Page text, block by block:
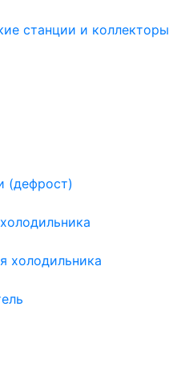
станции и коллекторы
(дефрост)
холодильника